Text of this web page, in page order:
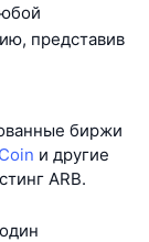
представив
биржи
и другие
ARB.